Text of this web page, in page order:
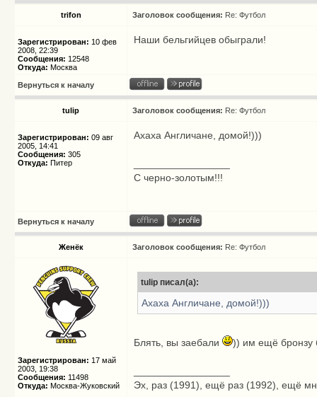
trifon Заголовок сообщения: Re: Футбол
Зарегистрирован: 10 фев
2008, 22:39
Сообщения: 12548
Откуда: Москва
Наши бельгийцев обыграли!
Вернуться к началу
tulip Заголовок сообщения: Re: Футбол
Зарегистрирован: 09 авг
2005, 14:41
Сообщения: 305
Откуда: Питер
Ахаха Англичане, домой!)))
С черно-золотым!!!
Вернуться к началу
Женёк Заголовок сообщения: Re: Футбол
Зарегистрирован: 17 май
2003, 19:38
Сообщения: 11498
Откуда: Москва-Жуковский
tulip писал(а):
Ахаха Англичане, домой!)))
Блять, вы заебали )) им ещё бронзу
Эх, раз (1991), ещё раз (1992), ещё